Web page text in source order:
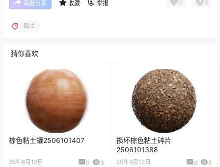
海报分享 收藏 举报 0 0
黏土
猜你喜欢
棕色粘土罐2506101407
25年6月12日 0 3
损坏棕色粘土碎片
2506101388
25年6月12日 0 5